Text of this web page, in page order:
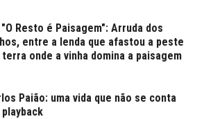
"O Resto é Paisagem": Arruda dos
entre a lenda que afastou a peste
terra onde a vinha domina a paisagem
Paião: uma vida que não se conta
playback